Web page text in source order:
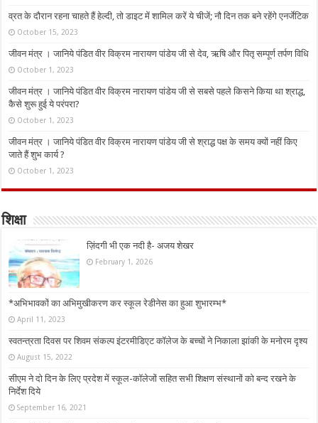
व्रत के दौरान रहना चाहते हैं हेल्दी, तो डाइट में शामिल करें ये चीजें; नौ दिन तक बने रहेंगे एनर्जेटिक
October 15, 2023
जीवन मंत्र । जानिये पंडित वीर विक्रम नारायण पांडेय जी से देव, ऋषि और पितृ सम्पूर्ण तर्पण विधि
October 1, 2023
जीवन मंत्र । जानिये पंडित वीर विक्रम नारायण पांडेय जी से सबसे पहले किसने किया था श्राद्ध,
कैसे शुरू हुई ये परंपरा?
October 1, 2023
जीवन मंत्र । जानिये पंडित वीर विक्रम नारायण पांडेय जी से श्राद्ध पक्ष के समय क्यों नहीं किए
जाते हैं शुभ कार्य ?
October 1, 2023
शिक्षा
ज़िंदगी भी एक नदी है- अजय शेखर
February 1, 2026
*अभिभावकों का अभिमुखीकरण कर स्कूल रेडीनेस का हुआ शुभारम्भ*
April 11, 2023
स्वतन्त्रता दिवस पर शिवम संकल्प इंटरमीडिएट कॉलेज के बच्चों ने निकाला झांकी के मनोरम दृश्य
August 15, 2022
सीएम ने दो दिन के लिए प्रदेश में स्कूल-कॉलेजों सहित सभी शिक्षण संस्थानों को बन्द रखने के
निर्देश दिये
September 16, 2021